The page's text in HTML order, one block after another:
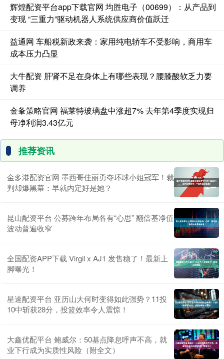
辉煌配资平台app下载官网 均胜电子（00699）：从产品到
变现 “三重力”驱动机器人系统供应商价值跃迁
益通网 车船税新政来袭：家用纯电轿车不受影响，商用车
成本压力凸显
大牛配资 肝肾不足在身体上有哪些表现？腰膝酸软乏力要
调养
金夆策略官网 福莱特玻璃盘中涨超7% 去年第4季度实现归
母净利润3.43亿元
推荐资讯
金多港配资官网 墨西哥佳丽勇夺环球小姐冠军！裁
判却爆黑幕：早就内定好是她？
昆山配资平台 公募跨年布局各有“心思” 翻倍基净值
波动普遍收窄
全国配资APP下载 Virgil x AJ1 发售稳了！最新上
脚曝光！
星速配资平台 亚历山大何时变得如此强势？11投
10中斩获28分，投篮效率令人震惊！
大鑫优配平台 鲍威尔：50基点降息呼声不高，就
业下行成为实质性风险（附全文）